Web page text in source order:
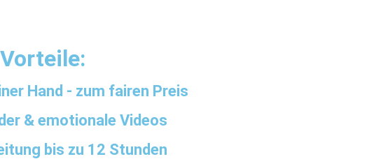
Hand - zum fairen Preis
& emotionale Videos
bis zu 12 Stunden